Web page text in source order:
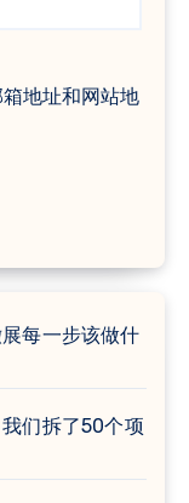
地址和网站地
每一步该做什
们拆了50个项